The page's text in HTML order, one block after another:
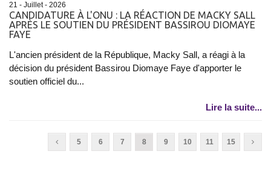
21 - Juillet - 2026
CANDIDATURE À L'ONU : LA RÉACTION DE MACKY SALL
APRÈS LE SOUTIEN DU PRÉSIDENT BASSIROU DIOMAYE
FAYE
L'ancien président de la République, Macky Sall, a réagi à la
décision du président Bassirou Diomaye Faye d'apporter le
soutien officiel du...
Lire la suite...
5 6 7 8 9 10 11 15